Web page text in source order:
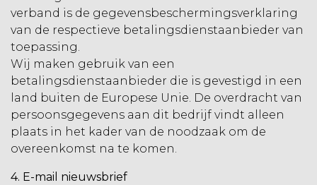
verband is de gegevensbeschermingsverklaring
van de respectieve betalingsdienstaanbieder van
toepassing.
Wij maken gebruik van een
betalingsdienstaanbieder die is gevestigd in een
land buiten de Europese Unie. De overdracht van
persoonsgegevens aan dit bedrijf vindt alleen
plaats in het kader van de noodzaak om de
overeenkomst na te komen.
4. E-mail nieuwsbrief